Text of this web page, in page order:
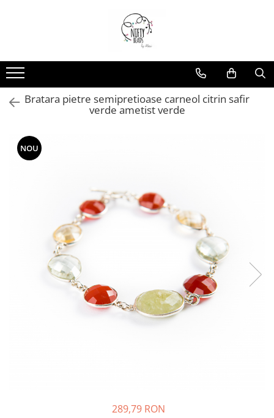
Bratara pietre semipretioase carneol citrin safir
verde ametist verde
NOU
289,79 RON